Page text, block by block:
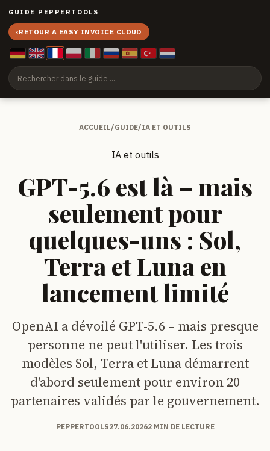
GUIDE PEPPERTOOLS
‹RETOUR A EASY INVOICE CLOUD
ACCUEIL/GUIDE/IA ET OUTILS
IA et outils
GPT-5.6 est là – mais
seulement pour
quelques-uns : Sol,
Terra et Luna en
lancement limité
OpenAI a dévoilé GPT-5.6 – mais presque
personne ne peut l'utiliser. Les trois
modèles Sol, Terra et Luna démarrent
d'abord seulement pour environ 20
partenaires validés par le gouvernement.
PEPPERTOOLS27.06.20262 MIN DE LECTURE